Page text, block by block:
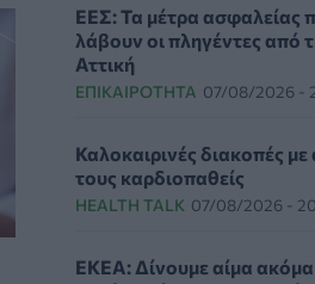
ΕΕΣ: Τα μέτρα ασφαλείας
λάβουν οι πληγέντες από
Αττική
ΕΠΙΚΑΙΡΌΤΗΤΑ 07/08/2026 -
Καλοκαιρινές διακοπές με
τους καρδιοπαθείς
HEALTH TALK 07/08/2026 -
ΕΚΕΑ: Δίνουμε αίμα ακόμα